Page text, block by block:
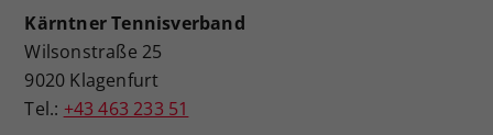
Kärntner Tennisverband
Wilsonstraße 25
9020 Klagenfurt
Tel.: +43 463 233 51